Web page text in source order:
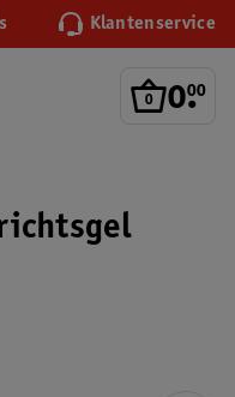
Klantenservice
0.
00